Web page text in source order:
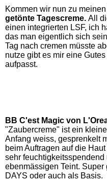
Kommen wir nun zu
getönte Tagescreme. All
einen integrierten LSF, ich
das man eigentlich sich
Tag nach cremen müsste
nutze gibt es mir eine
aufpasst.
BB C'est Magic von
"Zaubercreme" ist ein
Anfang weiss, gesprenkelt
beim Auftragen auf die
sehr
ebenmässigen Teint.
DAYS oder auch als Basis.